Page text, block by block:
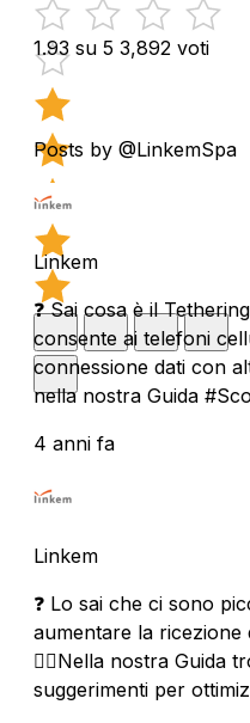
1.93 su 5 3,892 voti
Posts by @LinkemSpa
Linkem
❓ Sai cosa è il
consente ai telefoni
connessione dati con
nella nostra Guida
4 anni fa
Linkem
❓ Lo sai che ci sono
aumentare la ricezione
🏃‍♀️Nella nostra Guida
suggerimenti per